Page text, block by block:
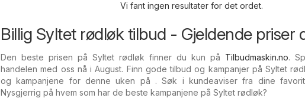
Vi fant ingen resultater for det ordet.
Billig Syltet rødløk tilbud - Gjeldende priser
Den beste prisen på Syltet rødløk finner du kun på Tilbudmaskin.no.
handelen med oss nå i August. Finn gode tilbud og kampanjer på Syltet
og kampanjene for denne uken på . Søk i kundeaviser fra dine
Nysgjerrig på hvem som har de beste kampanjene på Syltet rødløk?